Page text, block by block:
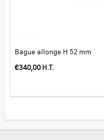
Bague allonge H 52 mm
€340,00 H.T.